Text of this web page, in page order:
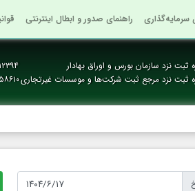
سرمایه‌گذاری راهنمای صدور و ابطال اینترنتی
ثبت نزد سازمان بورس و اوراق بهادار
۱۲۳۹۴
ثبت نزد مرجع ثبت شرکت‌ها و موسسات غیرتجاری۵۸۶۱۰